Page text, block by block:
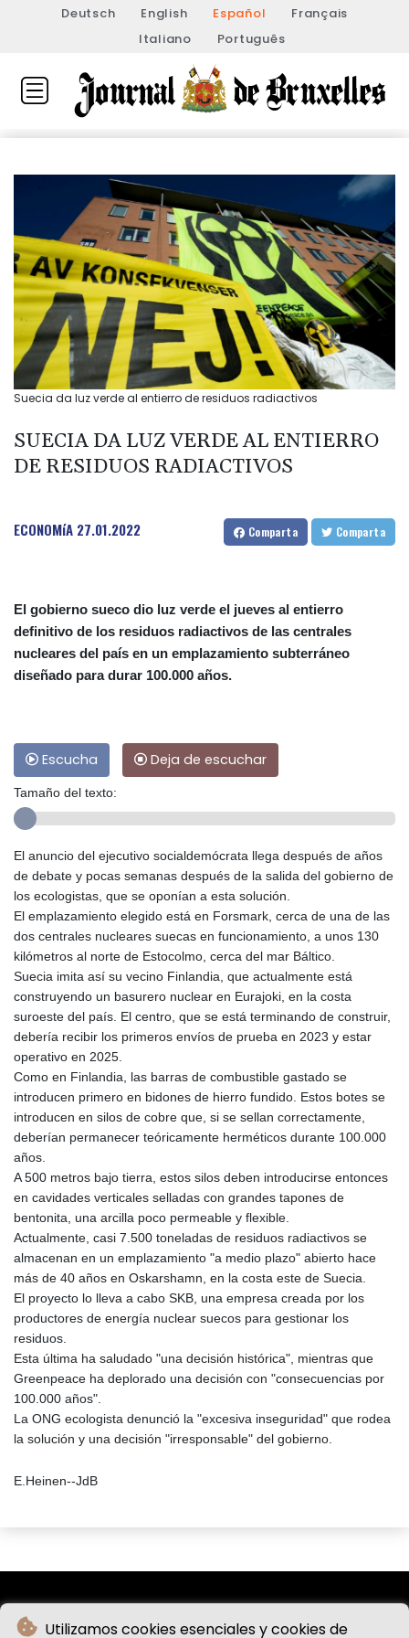
Utilizamos cookies esenciales y cookies de
Deutsch English Español
Français
Italiano
Português
Suecia da luz verde al entierro de residuos radiactivos
SUECIA DA LUZ VERDE AL ENTIERRO
DE RESIDUOS RADIACTIVOS
ECONOMíA 27.01.2022 Comparta Comparta
El gobierno sueco dio luz verde el jueves al entierro
definitivo de los residuos radiactivos de las centrales
nucleares del país en un emplazamiento subterráneo
diseñado para durar 100.000 años.
Escucha Deja de escuchar
Tamaño del texto:
El anuncio del ejecutivo socialdemócrata llega después de años
de debate y pocas semanas después de la salida del gobierno de
los ecologistas, que se oponían a esta solución.
El emplazamiento elegido está en Forsmark, cerca de una de las
dos centrales nucleares suecas en funcionamiento, a unos 130
kilómetros al norte de Estocolmo, cerca del mar Báltico.
Suecia imita así su vecino Finlandia, que actualmente está
construyendo un basurero nuclear en Eurajoki, en la costa
suroeste del país. El centro, que se está terminando de construir,
debería recibir los primeros envíos de prueba en 2023 y estar
operativo en 2025.
Como en Finlandia, las barras de combustible gastado se
introducen primero en bidones de hierro fundido. Estos botes se
introducen en silos de cobre que, si se sellan correctamente,
deberían permanecer teóricamente herméticos durante 100.000
años.
A 500 metros bajo tierra, estos silos deben introducirse entonces
en cavidades verticales selladas con grandes tapones de
bentonita, una arcilla poco permeable y flexible.
Actualmente, casi 7.500 toneladas de residuos radiactivos se
almacenan en un emplazamiento "a medio plazo" abierto hace
más de 40 años en Oskarshamn, en la costa este de Suecia.
El proyecto lo lleva a cabo SKB, una empresa creada por los
productores de energía nuclear suecos para gestionar los
residuos.
Esta última ha saludado "una decisión histórica", mientras que
Greenpeace ha deplorado una decisión con "consecuencias por
100.000 años".
La ONG ecologista denunció la "excesiva inseguridad" que rodea
la solución y una decisión "irresponsable" del gobierno.
E.Heinen--JdB